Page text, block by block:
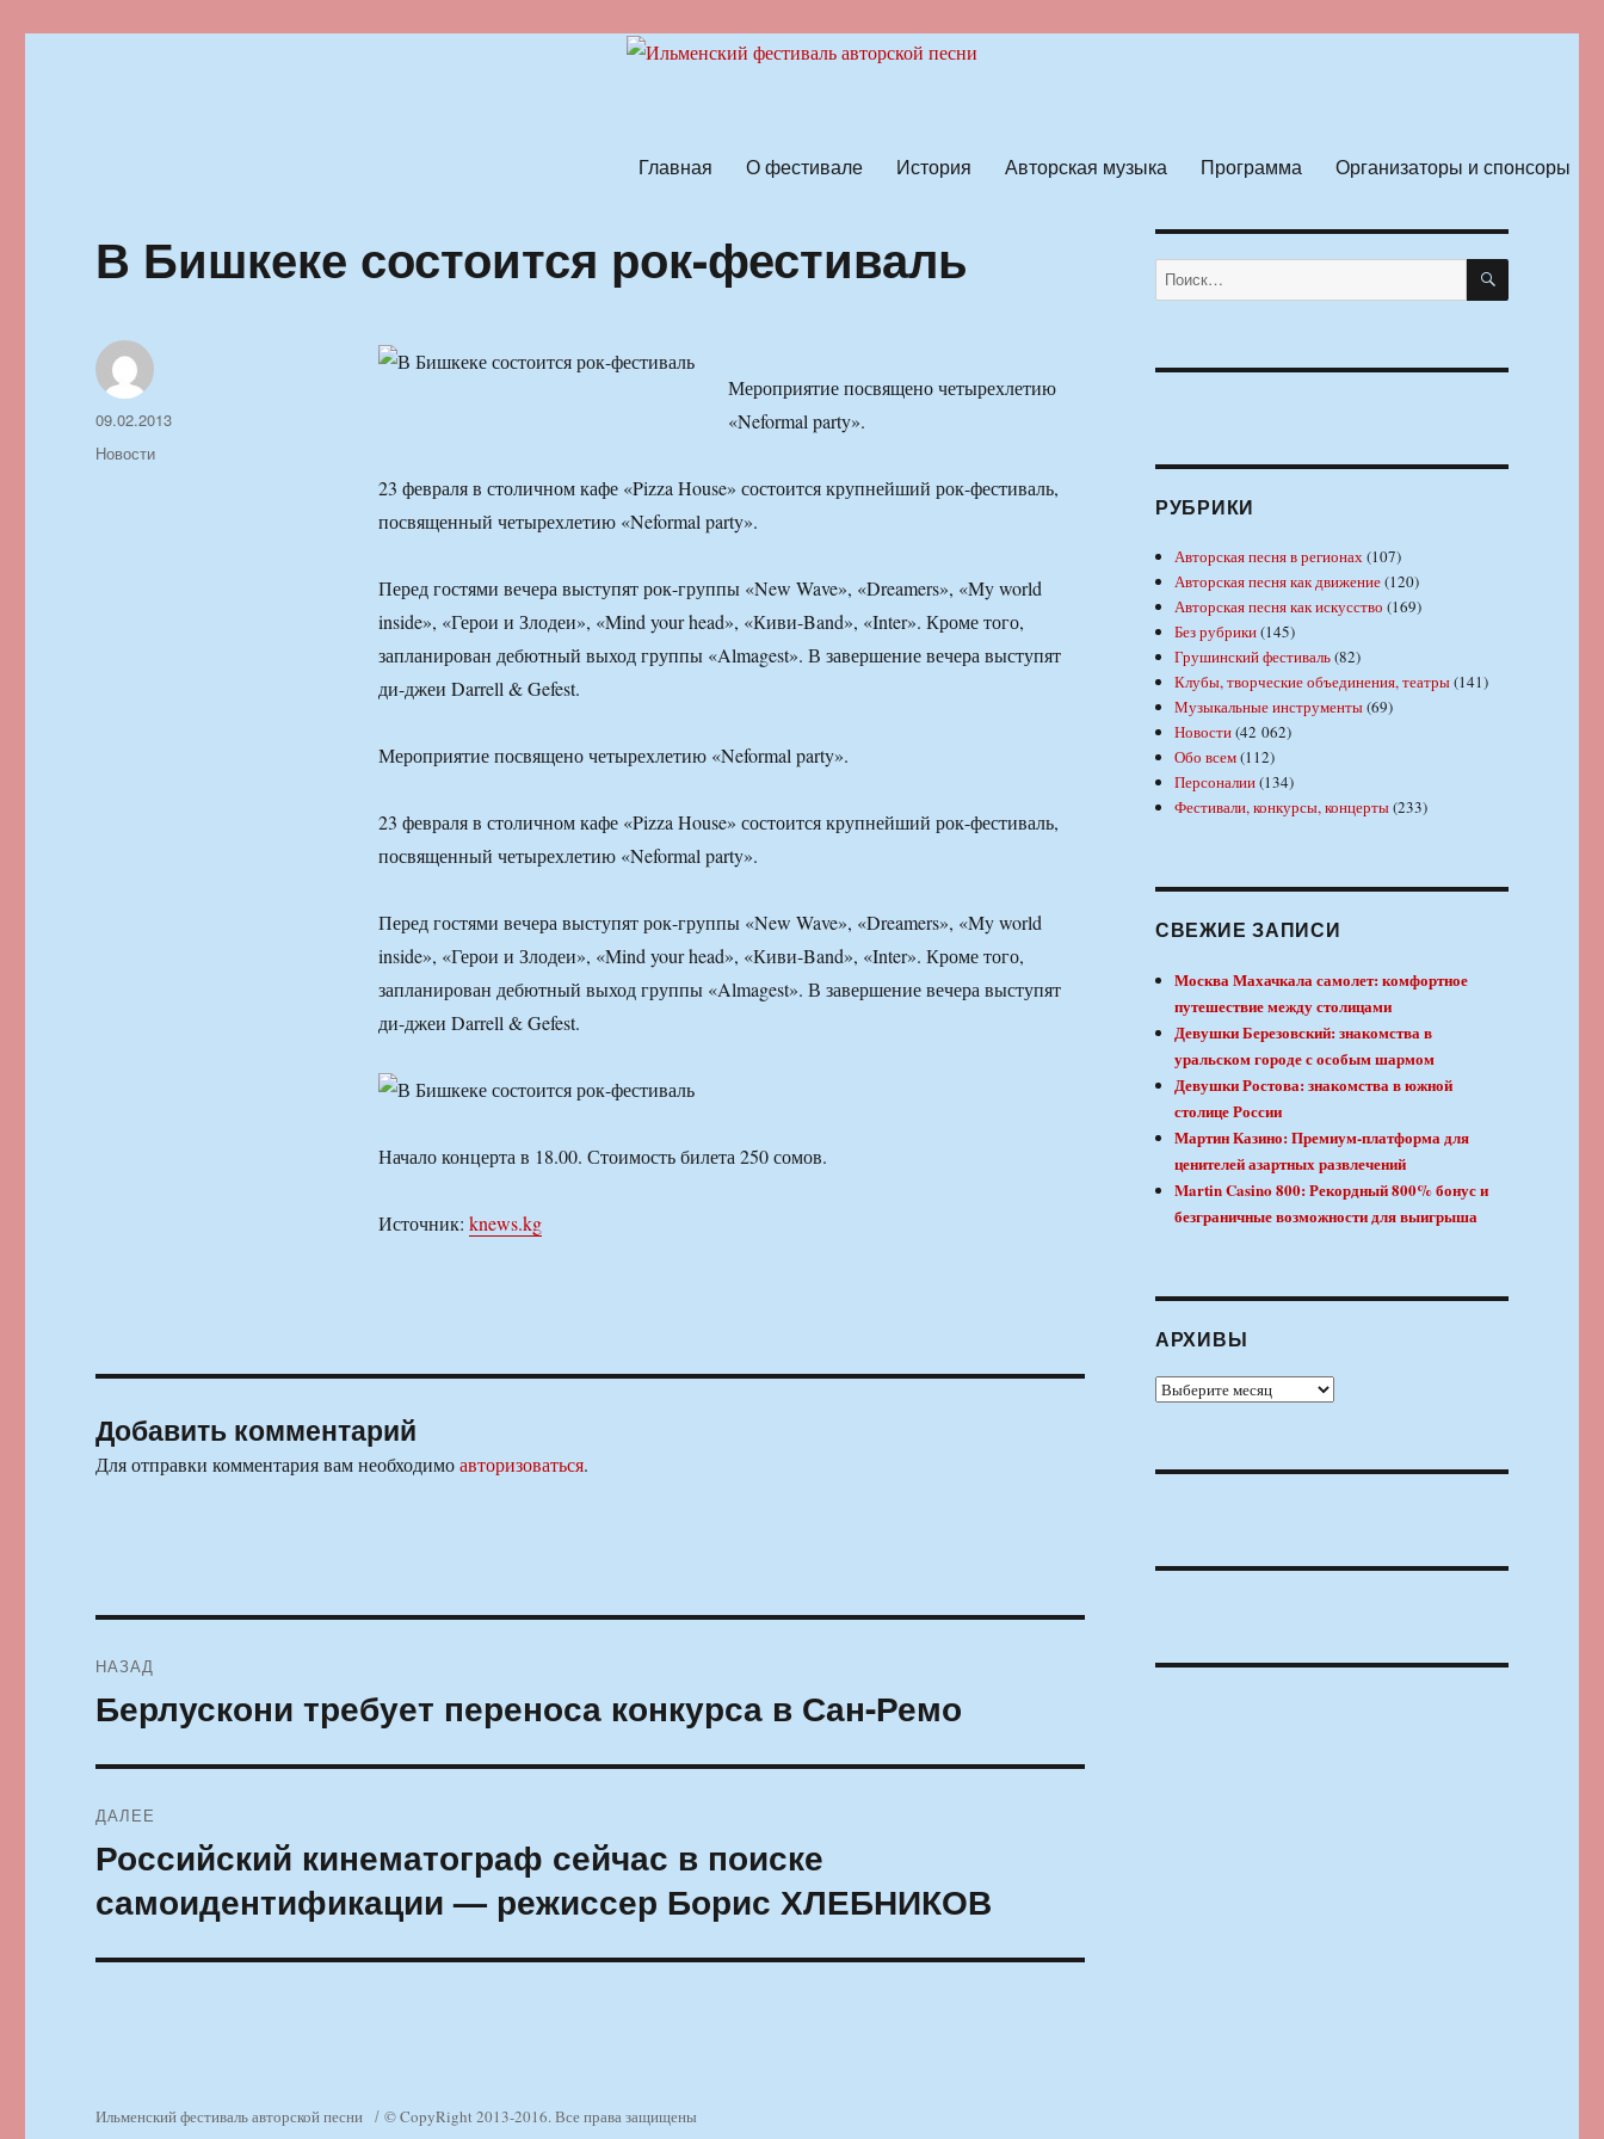
Главная О фестивале История Авторская музыка Программа Организаторы и спонсоры
В Бишкеке состоится рок-фестиваль
Мероприятие посвящено четырехлетию
«Neformal party».
23 февраля в столичном кафе «Pizza House» состоится крупнейший рок-фестиваль,
посвященный четырехлетию «Neformal party».
Перед гостями вечера выступят рок-группы «New Wave», «Dreamers», «My world
inside», «Герои и Злодеи», «Mind your head», «Киви-Band», «Inter». Кроме того,
запланирован дебютный выход группы «Almagest». В завершение вечера выступят
ди-джеи Darrell & Gefest.
Мероприятие посвящено четырехлетию «Neformal party».
23 февраля в столичном кафе «Pizza House» состоится крупнейший рок-фестиваль,
посвященный четырехлетию «Neformal party».
Перед гостями вечера выступят рок-группы «New Wave», «Dreamers», «My world
inside», «Герои и Злодеи», «Mind your head», «Киви-Band», «Inter». Кроме того,
запланирован дебютный выход группы «Almagest». В завершение вечера выступят
ди-джеи Darrell & Gefest.
Начало концерта в 18.00. Стоимость билета 250 сомов.
Источник: knews.kg
Автор
Опубликовано
09.02.2013
Рубрики
Новости
Добавить комментарий
Для отправки комментария вам необходимоавторизоваться.
по
НАЗАД
Предыдущая
запись:
Берлускони требует переноса конкурса в Сан-Ремо
ДАЛЕЕ
Следующая
Российский кинематограф сейчас в поиске
самоидентификации — режиссер Борис ХЛЕБНИКОВ
Искать: ПОИСК
РУБРИКИ
Авторская песня в регионах(107)
Авторская песня как движение(120)
Авторская песня как искусство (169)
Без рубрики(145)
Грушинский фестиваль(82)
Клубы, творческие объединения, театры(141)
Музыкальные инструменты(69)
Новости(42 062)
Обо всем(112)
Персоналии(134)
Фестивали, конкурсы, концерты(233)
СВЕЖИЕ ЗАПИСИ
Москва Махачкала самолет: комфортное
путешествие между столицами
Девушки Березовский: знакомства в
уральском городе с особым шармом
Девушки Ростова: знакомства в южной
столице России
Мартин Казино: Премиум-платформа для
ценителей азартных развлечений
Martin Casino 800: Рекордный 800% бонус и
безграничные возможности для выигрыша
АРХИВЫ
Архивы
Ильменский фестиваль авторской песни © CopyRight 2013-2016. Все права защищены